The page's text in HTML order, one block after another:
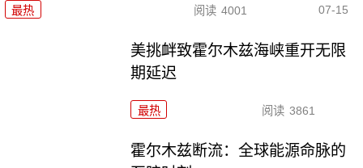
最热 阅读 4001 07-15
美挑衅致霍尔木兹海峡重开无限
期延迟
最热 阅读 3861
霍尔木兹断流：全球能源命脉的